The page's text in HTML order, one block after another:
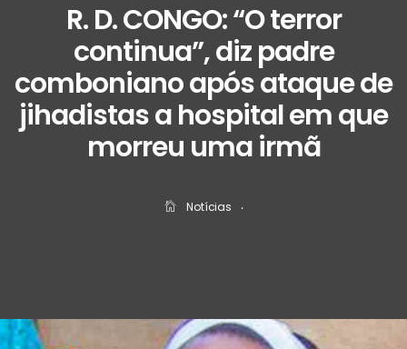
R. D. CONGO: “O terror
continua”, diz padre
comboniano após ataque de
jihadistas a hospital em que
morreu uma irmã
Notícias ‧